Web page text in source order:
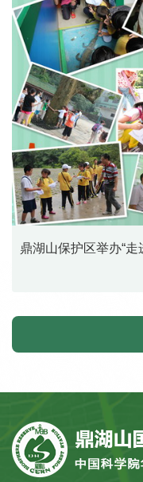
鼎湖山保护区举办“